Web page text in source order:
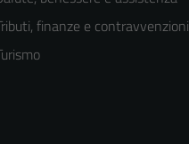
finanze e contravvenzioni